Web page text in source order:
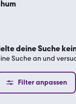
deine Suche
Suche an und
Filter anpassen